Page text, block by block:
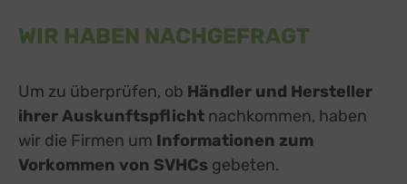
WIR HABEN NACHGEFRAGT
Um zu überprüfen, ob Händler und Hersteller
ihrer Auskunftspflicht nachkommen, haben
wir die Firmen um Informationen zum
Vorkommen von SVHCs gebeten.